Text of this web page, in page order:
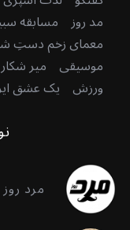
مد روز مسابقه
معمای زخم دستِ
موسیقی میر شکار
ورزش یک عشق
مرد روز